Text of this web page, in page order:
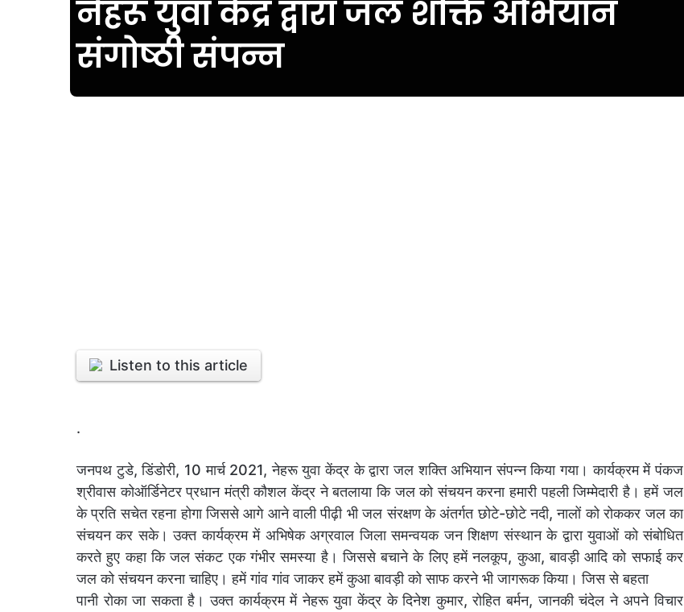
नेहरू युवा केंद्र द्वारा जल शक्ति अभियान
संगोष्ठी संपन्न
Listen to this article
.
जनपथ टुडे, डिंडोरी, 10 मार्च 2021, नेहरू युवा केंद्र के द्वारा जल शक्ति अभियान संपन्न किया गया। कार्यक्रम में पंकज
श्रीवास कोऑर्डिनेटर प्रधान मंत्री कौशल केंद्र ने बतलाया कि जल को संचयन करना हमारी पहली जिम्मेदारी है। हमें जल
के प्रति सचेत रहना होगा जिससे आगे आने वाली पीढ़ी भी जल संरक्षण के अंतर्गत छोटे-छोटे नदी, नालों को रोककर जल का
संचयन कर सके। उक्त कार्यक्रम में अभिषेक अग्रवाल जिला समन्वयक जन शिक्षण संस्थान के द्वारा युवाओं को संबोधित
करते हुए कहा कि जल संकट एक गंभीर समस्या है। जिससे बचाने के लिए हमें नलकूप, कुआ, बावड़ी आदि को सफाई कर
जल को संचयन करना चाहिए। हमें गांव गांव जाकर हमें कुआ बावड़ी को साफ करने भी जागरूक किया। जिस से बहता
पानी रोका जा सकता है। उक्त कार्यक्रम में नेहरू युवा केंद्र के दिनेश कुमार, रोहित बर्मन, जानकी चंदेल ने अपने विचार